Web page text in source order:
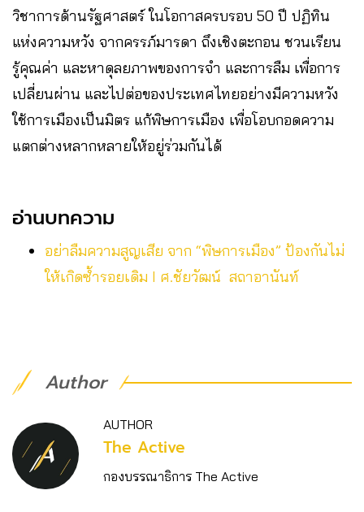
วิชาการด้านรัฐศาสตร์ ในโอกาสครบรอบ 50 ปี ปฏิทิน
แห่งความหวัง จากครรภ์มารดา ถึงเชิงตะกอน ชวนเรียน
รู้คุณค่า และหาดุลยภาพของการจำ และการลืม เพื่อการ
เปลี่ยนผ่าน และไปต่อของประเทศไทยอย่างมีความหวัง
ใช้การเมืองเป็นมิตร แก้พิษการเมือง เพื่อโอบกอดความ
แตกต่างหลากหลายให้อยู่ร่วมกันได้
อ่านบทความ
อย่าลืมความสูญเสีย จาก “พิษการเมือง” ป้องกันไม่
ให้เกิดซ้ำรอยเดิม I ศ.ชัยวัฒน์ สถาอานันท์
Author
AUTHOR
The Active
กองบรรณาธิการ The Active